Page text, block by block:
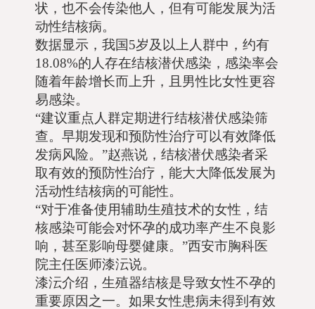
状，也不会传染他人，但有可能发展为活
动性结核病。
数据显示，我国5岁及以上人群中，约有
18.08%的人存在结核潜伏感染，感染率会
随着年龄增长而上升，且男性比女性更容
易感染。
“建议重点人群定期进行结核潜伏感染筛
查。早期发现和预防性治疗可以有效降低
发病风险。”赵燕说，结核潜伏感染者采
取有效的预防性治疗，能大大降低发展为
活动性结核病的可能性。
“对于准备使用辅助生殖技术的女性，结
核感染可能会对怀孕的成功率产生不良影
响，甚至影响母婴健康。”西安市胸科医
院主任医师漆沄说。
漆沄介绍，生殖器结核是导致女性不孕的
重要原因之一。如果女性患病未得到有效